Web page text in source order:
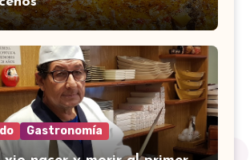
Gastronomía